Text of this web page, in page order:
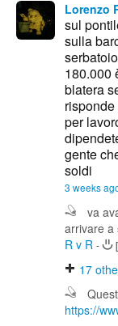
Lorenzo
sul
sulla
180.000
blatera
per
gente
soldi
3 weeks
va
arrivare a
R v R - [
17
https://